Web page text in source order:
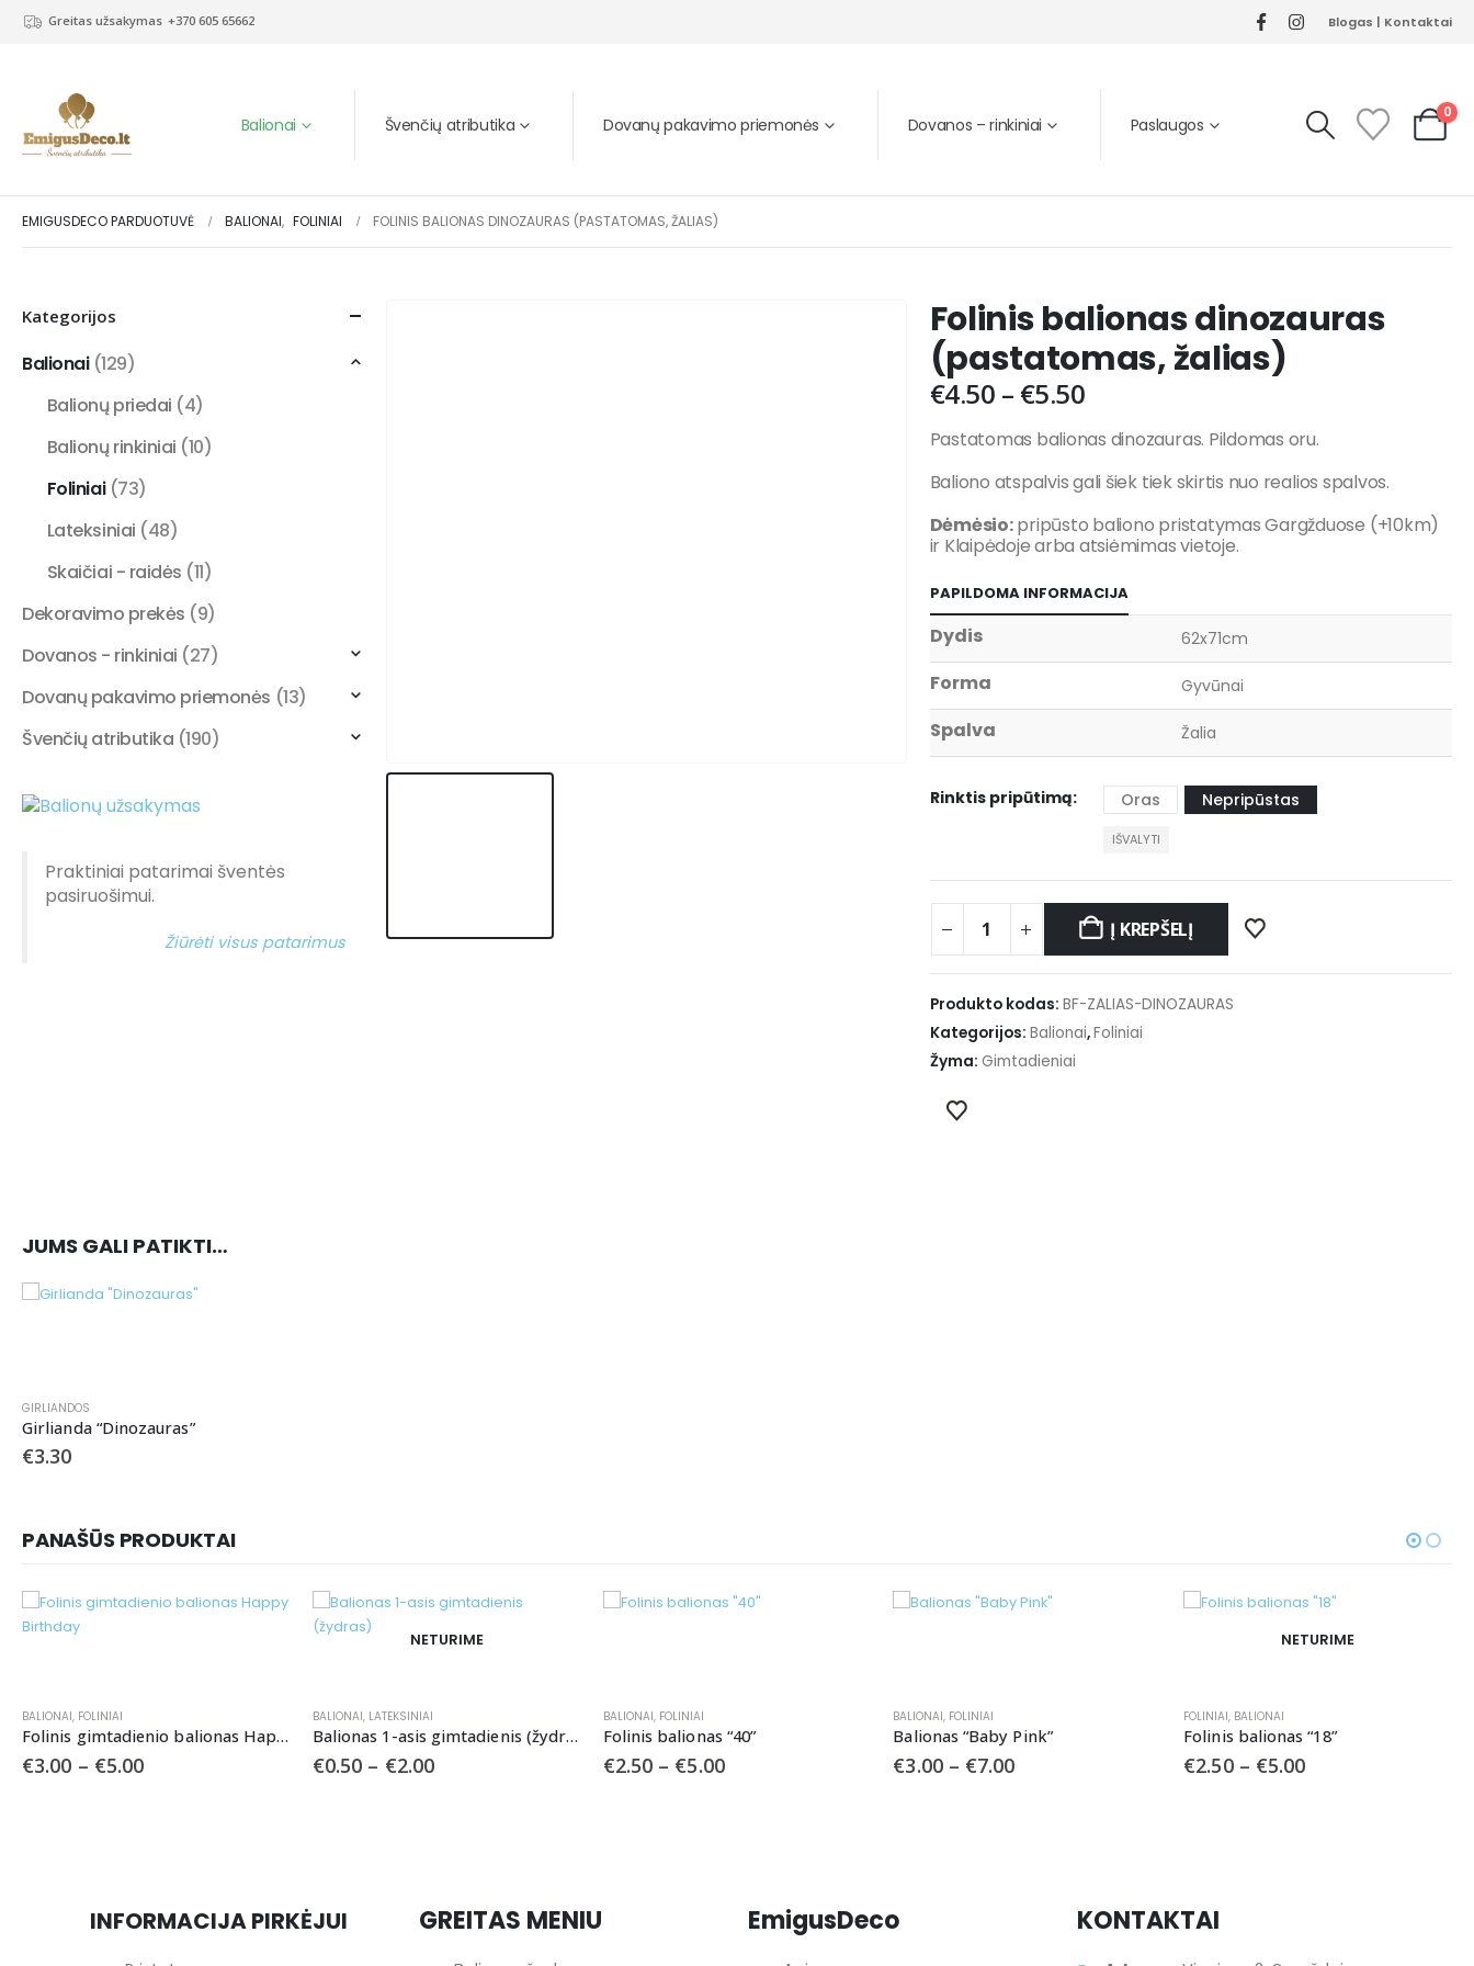
Greitas užsakymas +370 605 65662 Blogas | Kontaktai
Balionai Švenčių atributika Dovanų pakavimo priemonės Dovanos – rinkiniai Paslaugos
0
EMIGUSDECO PARDUOTUVĖ BALIONAI, FOLINIAI FOLINIS BALIONAS DINOZAURAS (PASTATOMAS, ŽALIAS)
Folinis balionas dinozauras
(pastatomas, žalias)
€4.50 – €5.50
Pastatomas balionas dinozauras. Pildomas oru.
Baliono atspalvis gali šiek tiek skirtis nuo realios spalvos.
Dėmėsio:pripūsto baliono pristatymas Gargžduose (+10km)
ir Klaipėdoje arba atsiėmimas vietoje.
PAPILDOMA INFORMACIJA
Dydis 62x71cm
Forma Gyvūnai
Spalva Žalia
Rinktis pripūtimą Oras Nepripūstas
IŠVALYTI
Į KREPŠELĮ
Produkto kodas: BF-ZALIAS-DINOZAURAS
Kategorijos: Balionai,Foliniai
Žyma: Gimtadieniai
Kategorijos
Balionai (129)
Balionų priedai (4)
Balionų rinkiniai (10)
Foliniai (73)
Lateksiniai (48)
Skaičiai - raidės (11)
Dekoravimo prekės (9)
Dovanos - rinkiniai (27)
Dovanų pakavimo priemonės (13)
Švenčių atributika (190)
Praktiniai patarimai šventės
pasiruošimui.
Žiūrėti visus patarimus
JUMS GALI PATIKTI…
GIRLIANDOS
Girlianda “Dinozauras”
€3.30
PANAŠŪS PRODUKTAI
Folinis gimtadienio balionas Happy Birthday
BALIONAI,LATEKSINIAI
Balionas 1-asis gimtadienis (žydras)
€0.50 – €2.00
BALIONAI,FOLINIAI
Folinis balionas “40”
€2.50 – €5.00
BALIONAI,FOLINIAI
Balionas “Baby Pink”
€3.00 – €7.00
FOLINIAI,BALIONAI
Folinis balionas “18”
€2.50 – €5.00
Balionas LŪPOS
€